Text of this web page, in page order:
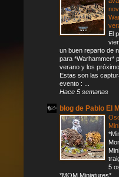
El
un buen reparto de
para *Warhammer*
verano y los
Estas son las
evento : ...
Hace 5 semanas
blog de Pablo El
5
*MOM Miniatures*